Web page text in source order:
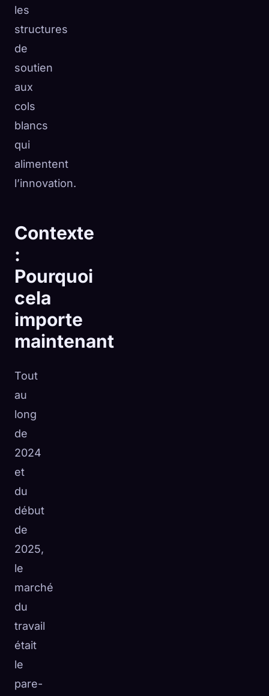
les
structures
de
soutien
aux
cols
blancs
qui
alimentent
l’innovation.
Contexte
:
Pourquoi
cela
importe
maintenant
Tout
au
long
de
2024
et
du
début
de
2025,
le
marché
du
travail
était
le
pare-